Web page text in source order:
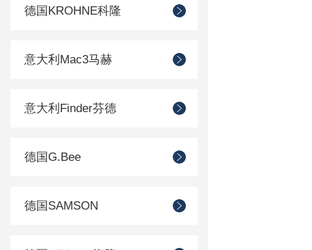
德国KROHNE科隆
意大利Mac3马赫
意大利Finder芬德
德国G.Bee
德国SAMSON